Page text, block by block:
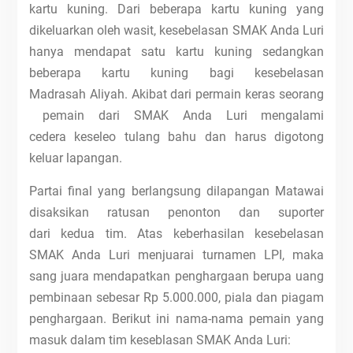
kartu kuning. Dari beberapa kartu kuning yang
dikeluarkan oleh wasit, kesebelasan SMAK Anda Luri
hanya mendapat satu kartu kuning sedangkan
beberapa kartu kuning bagi kesebelasan
Madrasah Aliyah. Akibat dari permain keras seorang
pemain dari SMAK Anda Luri mengalami
cedera keseleo tulang bahu dan harus digotong
keluar lapangan.
Partai final yang berlangsung dilapangan Matawai
disaksikan ratusan penonton dan suporter
dari kedua tim. Atas keberhasilan kesebelasan
SMAK Anda Luri menjuarai turnamen LPI, maka
sang juara mendapatkan penghargaan berupa uang
pembinaan sebesar Rp 5.000.000, piala dan piagam
penghargaan. Berikut ini nama-nama pemain yang
masuk dalam tim keseblasan SMAK Anda Luri: